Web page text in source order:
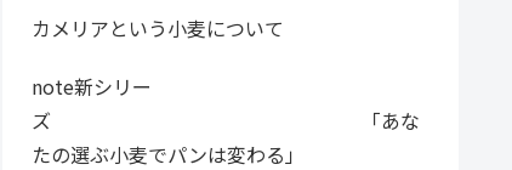
カメリアという小麦について
note新シリー
ズ 「あな
たの選ぶ小麦でパンは変わる」